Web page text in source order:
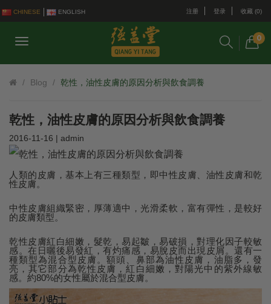
CHINESE ENGLISH 注册 登录 收藏 (0)
0
Blog 乾性，油性皮膚的原因分析與飲食調養
乾性，油性皮膚的原因分析與飲食調養
2016-11-16 | admin
人類的皮膚，基本上有三種類型，即中性皮膚、油性皮膚和乾
性皮膚。
中性皮膚組織緊密，厚薄適中，光滑柔軟，富有彈性，是較好
的皮膚類型。
乾性皮膚紅白細嫩，髮乾，易起皺，易破損，對理化因子較敏
感。在日曬後易發紅，有灼痛感，易脫皮而出現皮屑。還有一
種類型為混合型皮膚。額頭、鼻部為油性皮膚，油脂多，發
亮，其它部分為乾性皮膚，紅白細嫩，對陽光中的紫外線敏
感。約80%的女性屬於混合型皮膚。